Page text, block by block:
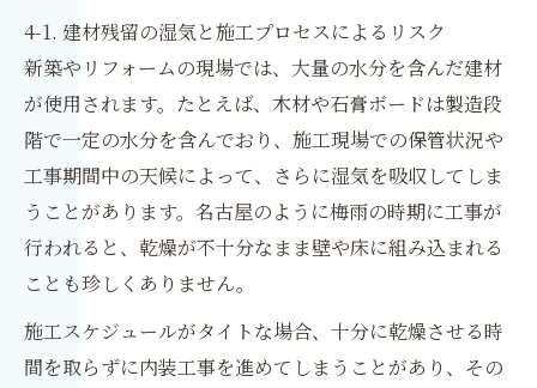
4-1. 建材残留の湿気と施工プロセスによるリスク
新築やリフォームの現場では、大量の水分を含んだ建材
が使用されます。たとえば、木材や石膏ボードは製造段
階で一定の水分を含んでおり、施工現場での保管状況や
工事期間中の天候によって、さらに湿気を吸収してしま
うことがあります。名古屋のように梅雨の時期に工事が
行われると、乾燥が不十分なまま壁や床に組み込まれる
ことも珍しくありません。
施工スケジュールがタイトな場合、十分に乾燥させる時
間を取らずに内装工事を進めてしまうことがあり、その